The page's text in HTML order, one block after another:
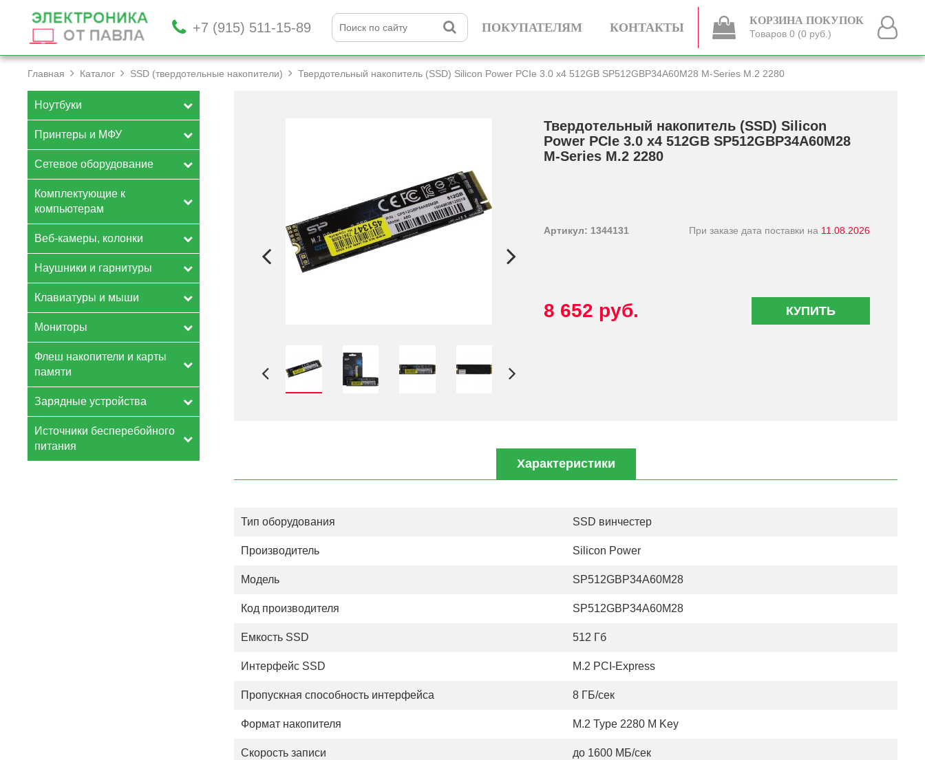
+7 (915) 511-15-89 ПОКУПАТЕЛЯМ КОНТАКТЫ КОРЗИНА ПОКУПОК
Товаров 0 (0 руб.)
Главная Каталог SSD (твердотельные накопители) Твердотельный накопитель (SSD) Silicon Power PCIe 3.0 x4 512GB SP512GBP34A60M28 M-Series M.2 2280
Ноутбуки
Принтеры и МФУ
Сетевое оборудование
Комплектующие к
компьютерам
Веб-камеры, колонки
Наушники и гарнитуры
Клавиатуры и мыши
Мониторы
Флеш накопители и карты
памяти
Зарядные устройства
Источники бесперебойного
питания
Твердотельный накопитель (SSD) Silicon
Power PCIe 3.0 x4 512GB SP512GBP34A60M28
M-Series M.2 2280
Артикул: 1344131 При заказе дата поставки на 11.08.2026
8 652 руб. КУПИТЬ
Характеристики
Тип оборудования SSD винчестер
Производитель Silicon Power
Модель SP512GBP34A60M28
Код производителя SP512GBP34A60M28
Емкость SSD 512 Гб
Интерфейс SSD M.2 PCI-Express
Пропускная способность интерфейса 8 ГБ/сек
Формат накопителя M.2 Type 2280 M Key
Скорость записи до 1600 МБ/сек